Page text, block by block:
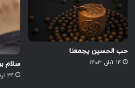
حب الحسین یجمعنا
۱۴ آبان ۱۴۰۳ سلام
۲۴ اردیبهشت ۱۴۰۳